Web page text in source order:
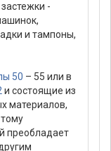
-
и тампоны,
50 – 55 или в
и состоящие из
материалов,
преобладает